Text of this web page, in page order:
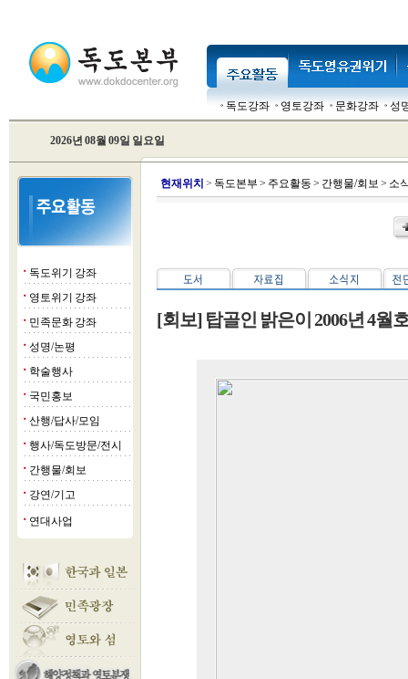
독도강좌 영토강좌 문화강좌 성
2026년 08월 09일 일요일
■ 독도위기 강좌
■ 영토위기 강좌
■ 민족문화 강좌
■ 성명/논평
■ 학술행사
■ 국민홍보
■ 산행/답사/모임
■ 행사/독도방문/전시
■ 간행물/회보
■ 강연/기고
■ 연대사업
현재위치 > 독도본부 > 주요활동 > 간행물/회보 > 소
[회보] 탑골인 밝은이 2006년 4월